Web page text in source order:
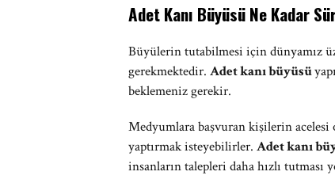
Adet Kanı Büyüsü Ne Kadar
Büyülerin tutabilmesi için dünyamız
gerekmektedir. Adet kanı büyüsü
beklemeniz gerekir.
Medyumlara başvuran kişilerin acelesi
yaptırmak isteyebilirler. Adet kanı
insanların talepleri daha hızlı tutması